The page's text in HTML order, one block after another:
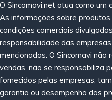
O Sincomavi.net atua como um
As informações sobre
condições comerciais
responsabilidade das
mencionadas. O Sincomavi
vendas, não se responsabiliza
fornecidos pelas empresas,
garantia ou desempenho dos